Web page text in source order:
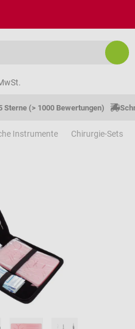
Sterne (> 1000 Bewertungen)
Instrumente Chirurgie-Sets